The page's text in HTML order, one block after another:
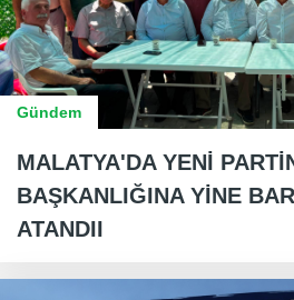
Gündem
MALATYA'DA YENİ
BAŞKANLIĞINA YİNE
ATANDII